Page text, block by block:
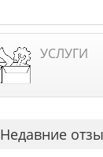
УСЛУГИ
Недавние